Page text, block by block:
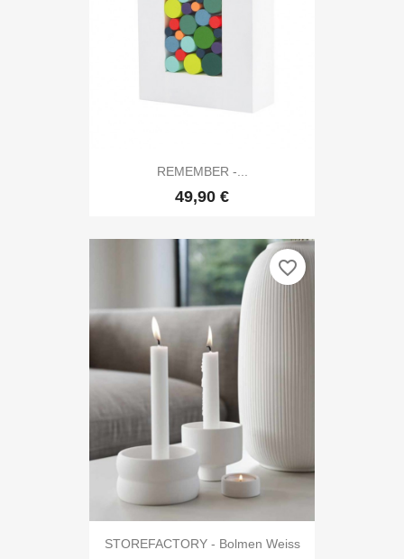
REMEMBER -...
49,90 €
STOREFACTORY - Bolmen Weiss
favorite_border